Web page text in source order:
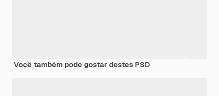
Você também pode gostar destes PSD